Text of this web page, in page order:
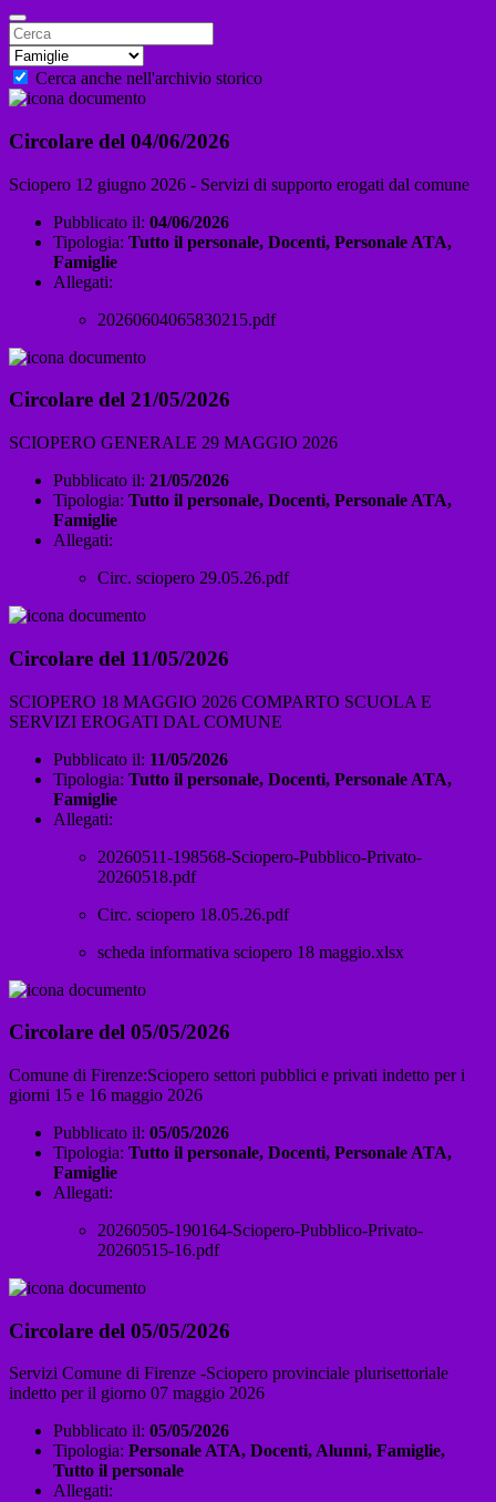
Cerca anche nell'archivio storico
Circolare del 04/06/2026
Sciopero 12 giugno 2026 - Servizi di supporto erogati dal comune
Pubblicato il: 04/06/2026
Tipologia: Tutto il personale, Docenti, Personale ATA,
Famiglie
Allegati:
20260604065830215.pdf
Circolare del 21/05/2026
SCIOPERO GENERALE 29 MAGGIO 2026
Pubblicato il: 21/05/2026
Tipologia: Tutto il personale, Docenti, Personale ATA,
Famiglie
Allegati:
Circ. sciopero 29.05.26.pdf
Circolare del 11/05/2026
SCIOPERO 18 MAGGIO 2026 COMPARTO SCUOLA E
SERVIZI EROGATI DAL COMUNE
Pubblicato il: 11/05/2026
Tipologia: Tutto il personale, Docenti, Personale ATA,
Famiglie
Allegati:
20260511-198568-Sciopero-Pubblico-Privato-
20260518.pdf
Circ. sciopero 18.05.26.pdf
scheda informativa sciopero 18 maggio.xlsx
Circolare del 05/05/2026
Comune di Firenze:Sciopero settori pubblici e privati indetto per i
giorni 15 e 16 maggio 2026
Pubblicato il: 05/05/2026
Tipologia: Tutto il personale, Docenti, Personale ATA,
Famiglie
Allegati:
20260505-190164-Sciopero-Pubblico-Privato-
20260515-16.pdf
Circolare del 05/05/2026
Servizi Comune di Firenze -Sciopero provinciale plurisettoriale
indetto per il giorno 07 maggio 2026
Pubblicato il: 05/05/2026
Tipologia: Personale ATA, Docenti, Alunni, Famiglie,
Tutto il personale
Allegati: